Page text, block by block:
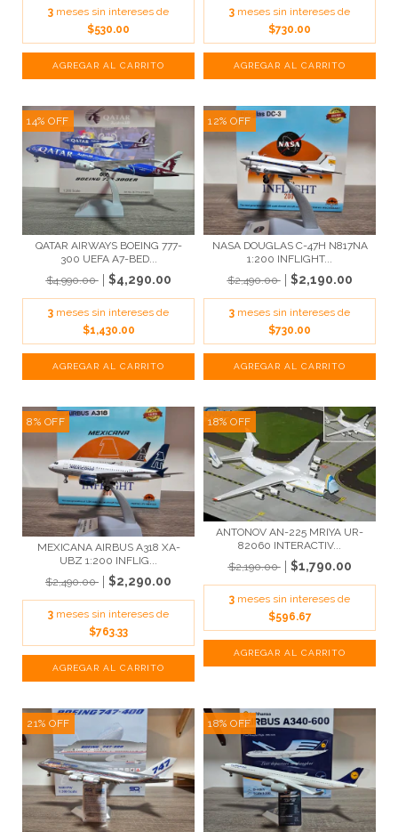
3 meses sin intereses de
$530.00
3 meses sin intereses de
$730.00
14% OFF
QATAR AIRWAYS BOEING 777-
300 UEFA A7-BED...
$4,990.00
$4,290.00
3 meses sin intereses de
$1,430.00
12% OFF
NASA DOUGLAS C-47H N817NA
1:200 INFLIGHT...
$2,490.00
$2,190.00
3 meses sin intereses de
$730.00
8% OFF
MEXICANA AIRBUS A318 XA-
UBZ 1:200 INFLIG...
$2,490.00
$2,290.00
3 meses sin intereses de
$763.33
18% OFF
ANTONOV AN-225 MRIYA UR-
82060 INTERACTIV...
$2,190.00
$1,790.00
3 meses sin intereses de
$596.67
21% OFF 18% OFF